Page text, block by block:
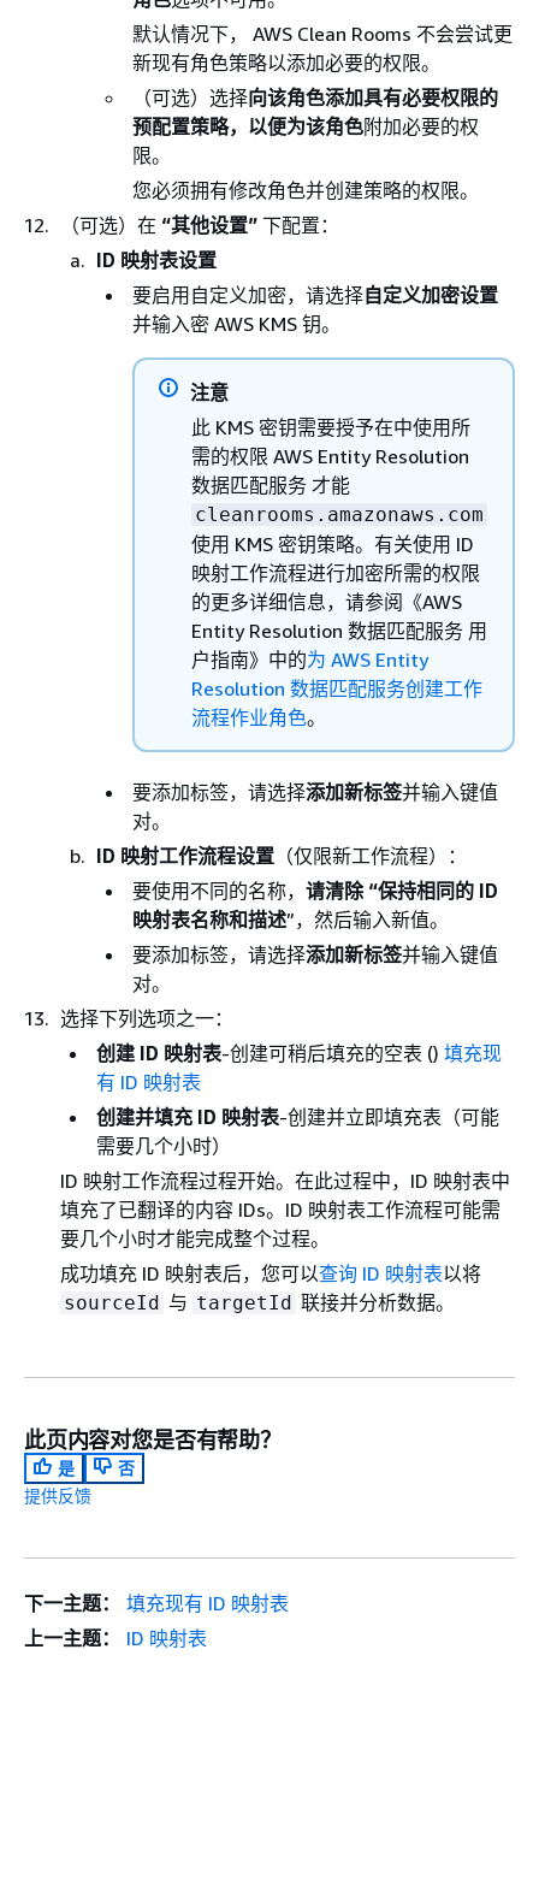
默认情况下， AWS Clean Rooms 不会尝试更
新现有角色策略以添加必要的权限。
（可选）选择向该角色添加具有必要权限的
预配置策略，以便为该角色附加必要的权
限。
您必须拥有修改角色并创建策略的权限。
（可选）在 “其他设置” 下配置：
ID 映射表设置
要启用自定义加密，请选择自定义加密设置
并输入密 AWS KMS 钥。
注意
此 KMS 密钥需要授予在中使用所
需的权限 AWS Entity Resolution
数据匹配服务 才能
cleanrooms.amazonaws.com
使用 KMS 密钥策略。有关使用 ID
映射工作流程进行加密所需的权限
的更多详细信息，请参阅 《AWS
Entity Resolution 数据匹配服务 用
户指南》中的为 AWS Entity
Resolution 数据匹配服务创建工作
流程作业角色。
要添加标签，请选择添加新标签并输入键值
对。
ID 映射工作流程设置 （仅限新工作流程）：
要使用不同的名称， 请清除 “保持相同的 ID
映射表名称和描述”，然后输入新值。
要添加标签，请选择添加新标签并输入键值
对。
选择下列选项之一：
创建 ID 映射表-创建可稍后填充的空表 () 填充现
有 ID 映射表
创建并填充 ID 映射表-创建并立即填充表（可能
需要几个小时）
ID 映射工作流程过程开始。在此过程中，ID 映射表中
填充了已翻译的内容 IDs。ID 映射表工作流程可能需
要几个小时才能完成整个过程。
成功填充 ID 映射表后，您可以查询 ID 映射表以将
sourceId 与 targetId 联接并分析数据。
此页内容对您是否有帮助？
是
否
提供反馈
下一主题：
填充现有 ID 映射表
上一主题：
ID 映射表